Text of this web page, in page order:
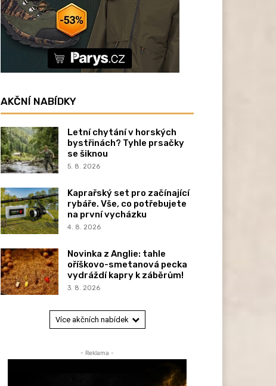
AKČNÍ NABÍDKY
Letní chytání v horských
bystřinách? Tyhle prsačky
se šiknou
5. 8. 2026
Kaprařský set pro začínající
rybáře. Vše, co potřebujete
na první vycházku
4. 8. 2026
Novinka z Anglie: tahle
oříškovo-smetanová pecka
vydráždí kapry k záběrům!
3. 8. 2026
Více akčních nabídek
- Reklama -